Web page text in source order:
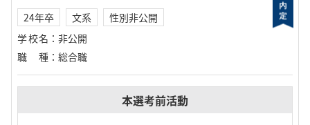
24年卒 文系
性別非公開
学校名 ： 非公開
職種 ： 総合職
本選考前活動